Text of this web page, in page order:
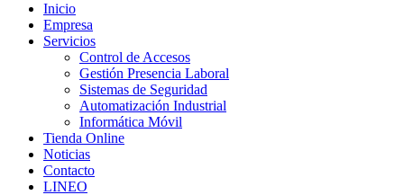
Inicio
Empresa
Servicios
Control de Accesos
Gestión Presencia Laboral
Sistemas de Seguridad
Automatización Industrial
Informática Móvil
Tienda Online
Noticias
Contacto
LINEO